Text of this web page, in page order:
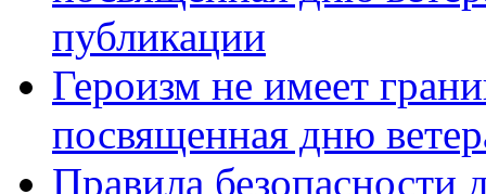
публикации
Героизм не имеет
посвященная дню
Правила безопасности